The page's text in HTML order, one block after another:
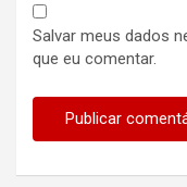
Salvar meus dados
que eu comentar.